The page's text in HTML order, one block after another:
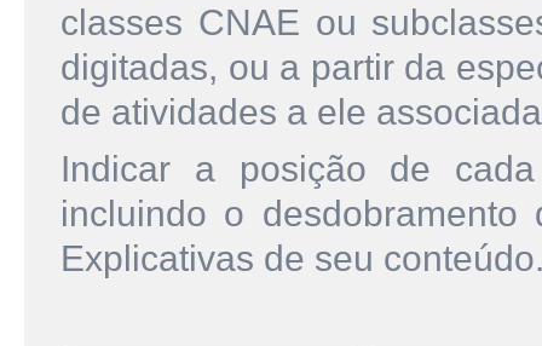
classes CNAE ou
digitadas, ou a partir da
de atividades a ele
Indicar a posição de
incluindo o
Explicativas de seu